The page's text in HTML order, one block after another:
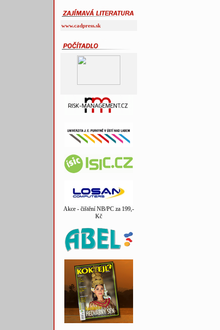
www.cadpress.sk
Akce - čištění NB/PC za 199,-
Kč